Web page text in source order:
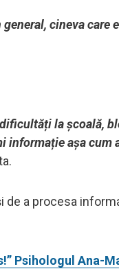
cineva care
la școală,
informație așa cum
de a procesa
Psihologul Ana-